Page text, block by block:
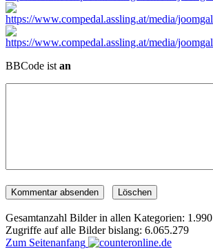
BBCode ist an
Gesamtanzahl Bilder in allen Kategorien: 1.990
Zugriffe auf alle Bilder bislang: 6.065.279
Zum Seitenanfang